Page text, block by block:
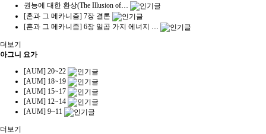
권능에 대한 환상(The Illusion of…
[혼과 그 메카니즘] 7장 결론
[혼과 그 메카니즘] 6장 일곱 가지 에너지 …
더보기
아그니 요가
[AUM] 20~22
[AUM] 18~19
[AUM] 15~17
[AUM] 12~14
[AUM] 9~11
더보기